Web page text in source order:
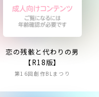
恋の残骸と代わりの男
【R18版】
第16回創作BLまつり